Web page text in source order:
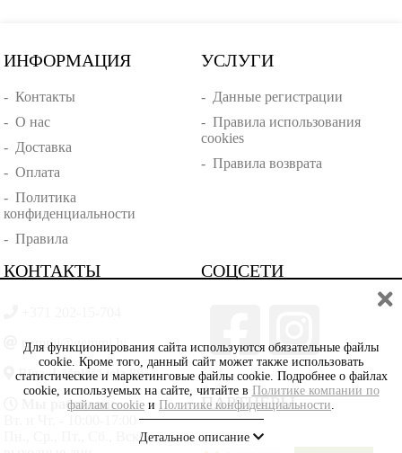
ИНФОРМАЦИЯ
-Контакты
-О нас
-Доставка
-Оплата
-Политика
конфиденциальности
-Правила
УСЛУГИ
- Данные регистрации
- Правила использования
cookies
- Правила возврата
КОНТАКТЫ
gemmi@gemmi.lv
Rīga, Lāčplēšā iela 88
Мы работаем:
Пн., Ср., Пт., Сб., Вскр. -
СОЦСЕТИ
ПАРТНЁРЫ
Для функционирования сайта используются обязательные файлы
cookie. Кроме того, данный сайт может также использовать
статистические и маркетинговые файлы cookie. Подробнее о файлах
cookie, используемых на сайте, читайте в Политике компании по
файлам cookie и Политике конфиденциальности.
Детальное описание